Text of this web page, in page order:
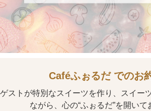
Caféふぉるだ でのお
ゲストが特別なスイーツを作り、スイー
ながら、心の“ふぉるだ”を開いて